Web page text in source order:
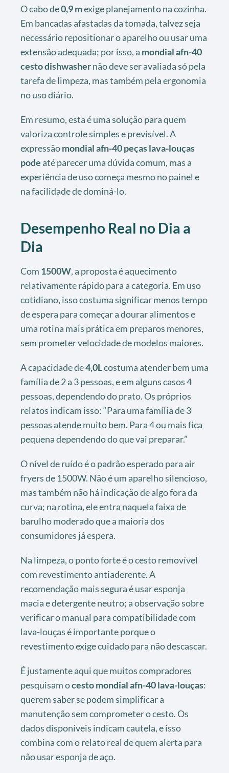
O cabo de0,9 mexige planejamento na cozinha.
Em bancadas afastadas da tomada, talvez seja
necessário repositionar o aparelho ou usar uma
extensão adequada; por isso, a mondial afn-40
cesto dishwashernão deve ser avaliada só pela
tarefa de limpeza, mas também pela ergonomia
no uso diário.
Em resumo, esta é uma solução para quem
valoriza controle simples e previsível. A
expressãomondial afn-40 peças lava-louças
pode até parecer uma dúvida comum, mas a
experiência de uso começa mesmo no painel e
na facilidade de dominá-lo.
Desempenho Real no Dia a
Dia
Com 1500W, a proposta é aquecimento
relativamente rápido para a categoria. Em uso
cotidiano, isso costuma significar menos tempo
de espera para começar a dourar alimentos e
uma rotina mais prática em preparos menores,
sem prometer velocidade de modelos maiores.
A capacidade de4,0Lcostuma atender bem uma
família de 2 a 3 pessoas, e em alguns casos 4
pessoas, dependendo do prato. Os próprios
relatos indicam isso: “Para uma família de 3
pessoas atende muito bem. Para 4 ou mais fica
pequena dependendo do que vai preparar.”
O nível de ruído é o padrão esperado para air
fryers de 1500W. Não é um aparelho silencioso,
mas também não há indicação de algo fora da
curva; na rotina, ele entra naquela faixa de
barulho moderado que a maioria dos
consumidores já espera.
Na limpeza, o ponto forte é o cesto removível
com revestimento antiaderente. A
recomendação mais segura é usar esponja
macia e detergente neutro; a observação sobre
verificar o manual para compatibilidade com
lava-louças é importante porque o
revestimento exige cuidado para não descascar.
É justamente aqui que muitos compradores
pesquisam ocesto mondial afn-40 lava-louças:
querem saber se podem simplificar a
manutenção sem comprometer o cesto. Os
dados disponíveis indicam cautela, e isso
combina com o relato real de quem alerta para
não usar esponja de aço.